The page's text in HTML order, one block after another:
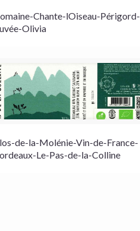
Chante-lOiseau-Périgord-
Olivia
de-la-Molénie-Vin-de-France-
Le-Pas-de-la-Colline